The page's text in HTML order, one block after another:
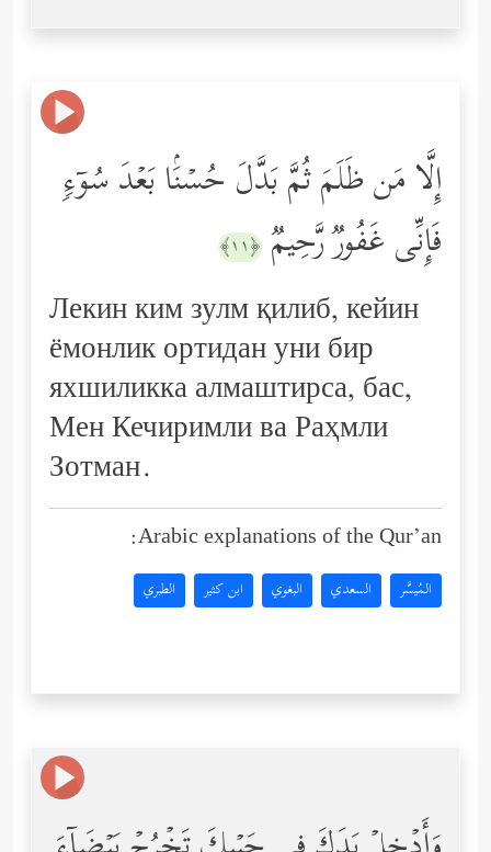
إِلَّا مَن ظَلَمَ ثُمَّ بَدَّلَ حُسۡنَۢا بَعۡدَ سُوۤءࣲ
فَإِنِّی غَفُورࣱ رَّحِیمࣱ ﴿١١﴾
Лекин ким зулм қилиб, кейин
ёмонлик ортидан уни бир
яхшиликка алмаштирса, бас,
Мен Кечиримли ва Раҳмли
Зотман.
Arabic explanations of the Qur’an:
المُيسَّر السعدي البغوي ابن كثير الطبري